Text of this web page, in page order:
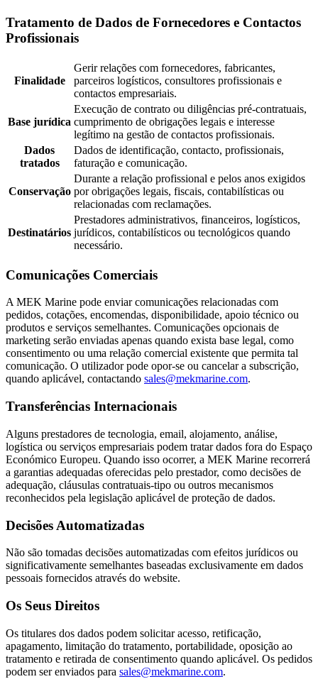
Tratamento de Dados de Fornecedores e Contactos
Profissionais
Finalidade
Gerir relações com fornecedores, fabricantes,
parceiros logísticos, consultores profissionais e
contactos empresariais.
Base jurídica
Execução de contrato ou diligências pré-contratuais,
cumprimento de obrigações legais e interesse
legítimo na gestão de contactos profissionais.
Dados
tratados
Dados de identificação, contacto, profissionais,
faturação e comunicação.
Conservação
Durante a relação profissional e pelos anos exigidos
por obrigações legais, fiscais, contabilísticas ou
relacionadas com reclamações.
Destinatários
Prestadores administrativos, financeiros, logísticos,
jurídicos, contabilísticos ou tecnológicos quando
necessário.
Comunicações Comerciais
A MEK Marine pode enviar comunicações relacionadas com
pedidos, cotações, encomendas, disponibilidade, apoio técnico ou
produtos e serviços semelhantes. Comunicações opcionais de
marketing serão enviadas apenas quando exista base legal, como
consentimento ou uma relação comercial existente que permita tal
comunicação. O utilizador pode opor-se ou cancelar a subscrição,
quando aplicável, contactando sales@mekmarine.com.
Transferências Internacionais
Alguns prestadores de tecnologia, email, alojamento, análise,
logística ou serviços empresariais podem tratar dados fora do Espaço
Económico Europeu. Quando isso ocorrer, a MEK Marine recorrerá
a garantias adequadas oferecidas pelo prestador, como decisões de
adequação, cláusulas contratuais-tipo ou outros mecanismos
reconhecidos pela legislação aplicável de proteção de dados.
Decisões Automatizadas
Não são tomadas decisões automatizadas com efeitos jurídicos ou
significativamente semelhantes baseadas exclusivamente em dados
pessoais fornecidos através do website.
Os Seus Direitos
Os titulares dos dados podem solicitar acesso, retificação,
apagamento, limitação do tratamento, portabilidade, oposição ao
tratamento e retirada de consentimento quando aplicável. Os pedidos
podem ser enviados para sales@mekmarine.com.